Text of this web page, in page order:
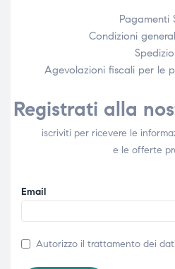
Pagamenti
Condizioni
Agevolazioni fiscali per le
Registrati alla
iscriviti per ricevere le
e le offerte
Email
Autorizzo il trattamento dei